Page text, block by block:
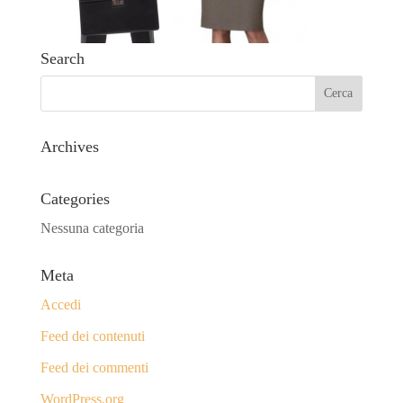
Search
Archives
Categories
Nessuna categoria
Meta
Accedi
Feed dei contenuti
Feed dei commenti
WordPress.org